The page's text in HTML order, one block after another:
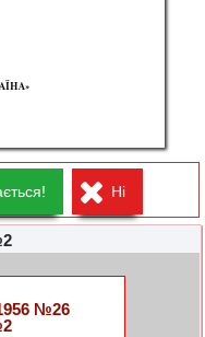
»
Ні
№26